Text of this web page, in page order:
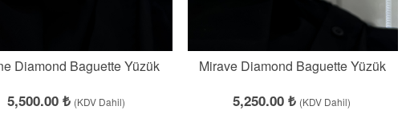
Diamond Baguette Yüzük
5,500.00 ₺ (KDV Dahil)
Mirave Diamond Baguette Yüzük
5,250.00 ₺ (KDV Dahil)